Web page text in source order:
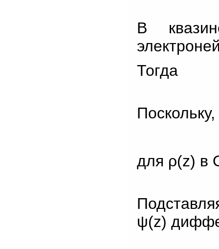
В
Тогда
для ρ(z) в
ψ(z)